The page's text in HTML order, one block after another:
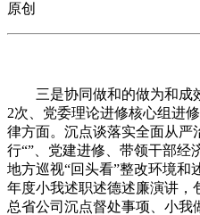
原创
三是协同做和的做为和成
2次、党委理论进修核心组进
律方面。沉点谈落实全面从严
行“”、党建进修、带领干部经
地方巡视“回头看”整改环境和
年度小我述职述德述廉演讲，
总省公司沉点督处事项、小我